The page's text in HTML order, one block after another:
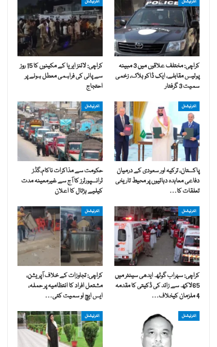
انٹرنیشنل
کراچی: مختلف علاقوں میں 3 مبینہ
پولیس مقابلے، ایک ڈاکو ہلاک، زخمی
سمیت 3 گرفتار
انٹرنیشنل
کراچی: لائنز ایریا کے مکینوں کا 15 روز
سے پانی کی فراہمی معطل ہونے پر
احتجاج
انٹرنیشنل
پاکستان، ترکیہ اور سعودی کے درمیان
دفاعی معاہدہ دہائیوں پر محیط تاریخی
تعلقات کا…
انٹرنیشنل
حکومت سے مذاکرات ناکام،گڈز
ٹرانسپورٹرز کا آج سے غیرمعینہ مدت
کیلیے ہڑتال کا اعلان
انٹرنیشنل
کراچی: سہراب گوٹھ ایدھی سینٹر میں
65لاکھ سے زائد کی ڈکیتی کا مقدمہ
4 ملزمان کیخلاف…
انٹرنیشنل
کراچی: تجاوزات کے خلاف آپریشن،
مشتعل افراد کا انتظامیہ پر حملہ،
ایس ایچ او سمیت کئی…
انٹرنیشنل انٹرنیشنل